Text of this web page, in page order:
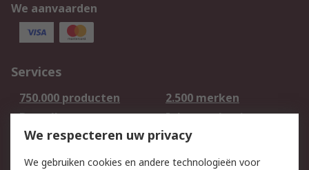
We aanvaarden
Services
750.000 producten
2.500 merken
Bestellen
Inkoopoplossingen
Retouren
Technisch advies
Track & Trace
We respecteren uw privacy
We gebruiken cookies en andere technologieën voor